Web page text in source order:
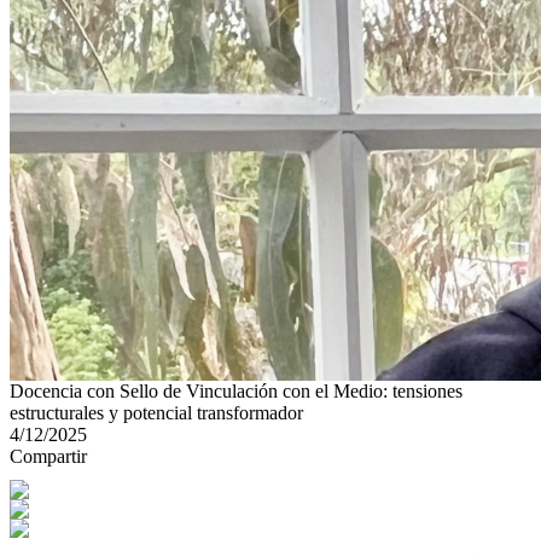
Docencia con Sello de Vinculación con el Medio: tensiones
estructurales y potencial transformador
4/12/2025
Compartir